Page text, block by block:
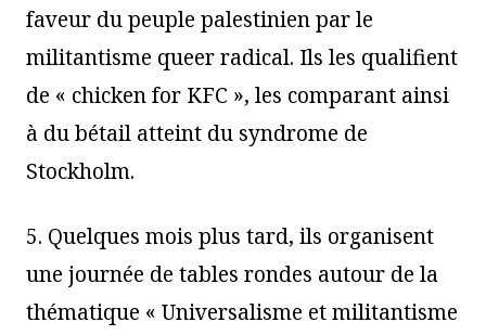
faveur du peuple palestinien par le
militantisme queer radical. Ils les qualifient
de « chicken for KFC », les comparant ainsi
à du bétail atteint du syndrome de
Stockholm.
5. Quelques mois plus tard, ils organisent
une journée de tables rondes autour de la
thématique « Universalisme et militantisme